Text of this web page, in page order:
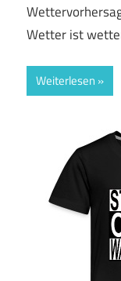
Wetter ist
Weiterlesen